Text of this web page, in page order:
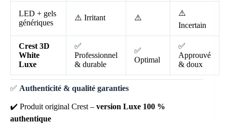
LED + gels
génériques
⚠️ Irritant ⚠️
⚠️
Incertain
Crest 3D
White
Luxe
✅
Professionnel
& durable
✅
Optimal
✅
Approuvé
& doux
✅ Authenticité & qualité garanties
✔️ Produit original Crest – version Luxe 100 %
authentique